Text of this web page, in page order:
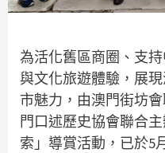
為活化舊區商圈、支
與文化旅遊體驗，展
市魅力，由澳門街坊
門口述歷史協會聯合
索」導賞活動，已於5